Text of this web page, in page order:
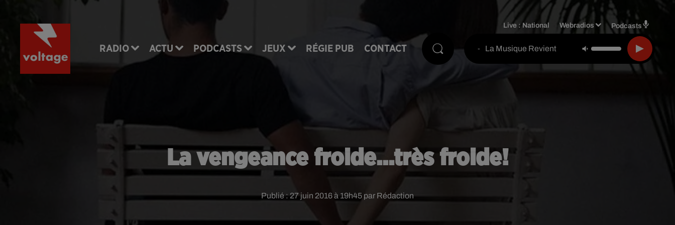
RADIO ACTU PODCASTS JEUX RÉGIE PUB CONTACT
Live : National Webradios Podcasts
- La Musique Revient
La vengeance froide...très froide!
Publié : 27 juin 2016 à 19h45 par Rédaction